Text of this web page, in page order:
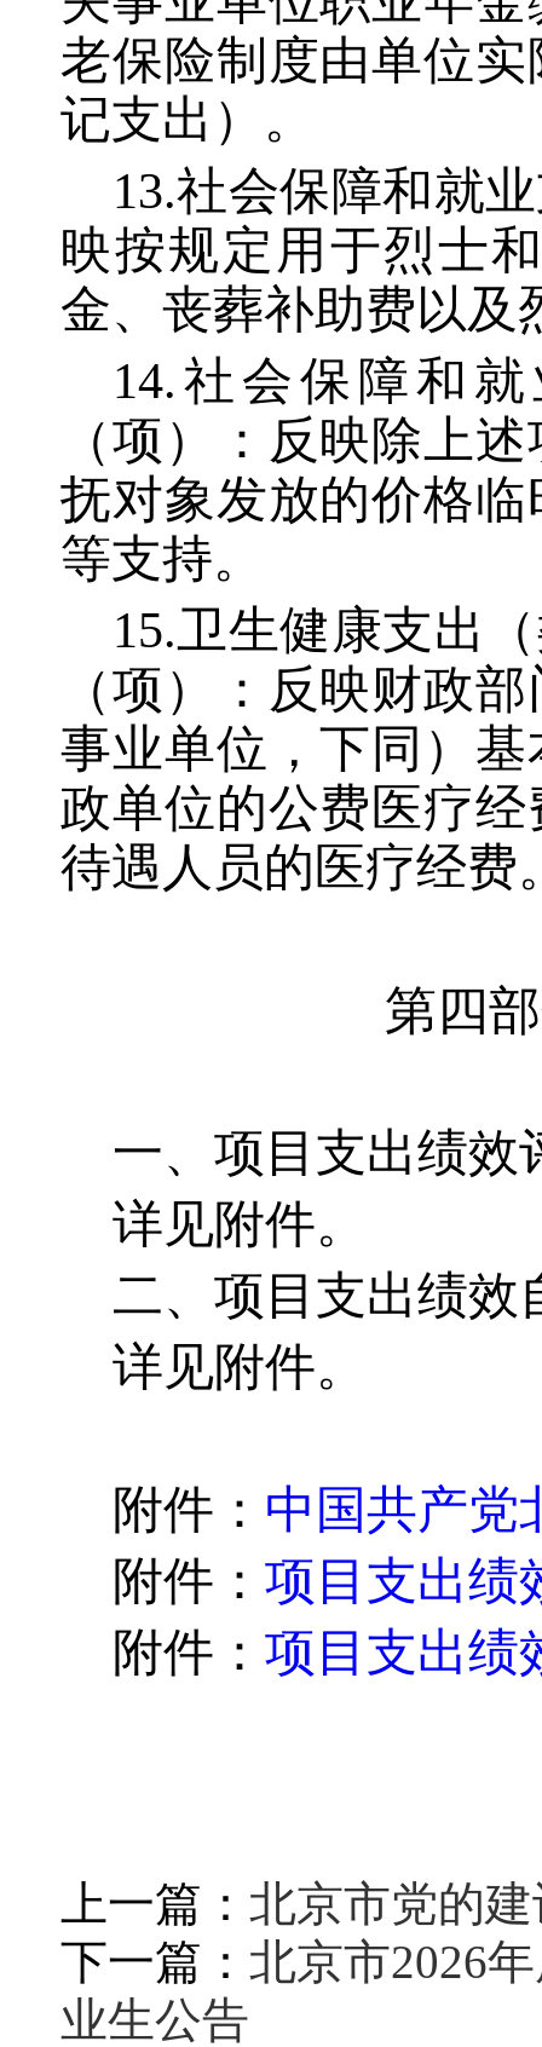
老保险制度由单位
记支出）。
13.社会保障和就
映按规定用于烈士
金、丧葬补助费以及
14.社会保障和
（项）：反映除上
抚对象发放的价格
等支持。
15.卫生健康支出
（项）：反映财政
事业单位，下同）
政单位的公费医疗
待遇人员的医疗经费
第四
一、项目支出绩效
详见附件。
二、项目支出绩效
详见附件。
附件 ： 中国共产党
附件： 项目支出绩
附件： 项目支出绩
上一篇： 北京市党的
下一篇： 北京市2026
业生公告